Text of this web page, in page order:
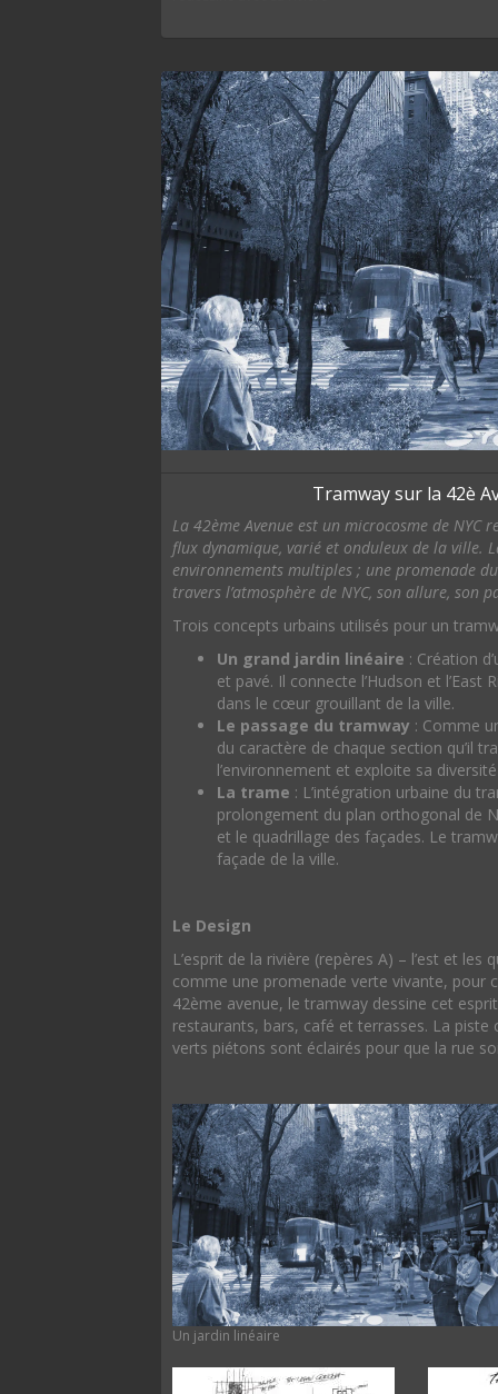
Tramway sur la 42è
La 42ème Avenue est un microcosme de NYC
flux dynamique, varié et onduleux de la ville.
environnements multiples ; une promenade
travers l’atmosphère de NYC, son allure, son
Trois concepts urbains utilisés pour un
Un grand jardin linéaire : Création
et pavé. Il connecte l’Hudson et l’East
dans le cœur grouillant de la ville.
Le passage du tramway : Comme
du caractère de chaque section qu’il
l’environnement et exploite sa
La trame : L’intégration urbaine du
prolongement du plan orthogonal de
et le quadrillage des façades. Le
façade de la ville.
Le Design
L’esprit de la rivière (repères A) – l’est et les
comme une promenade verte vivante, pour
42ème avenue, le tramway dessine cet
restaurants, bars, café et terrasses. La piste
verts piétons sont éclairés pour que la rue
Un jardin linéaire